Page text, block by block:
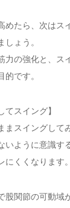
めたら、次はス
しょう。
力の強化と、ス
的です。
てスイング】
まスイングして
いように意識す
にくくなります。
股関節の可動域